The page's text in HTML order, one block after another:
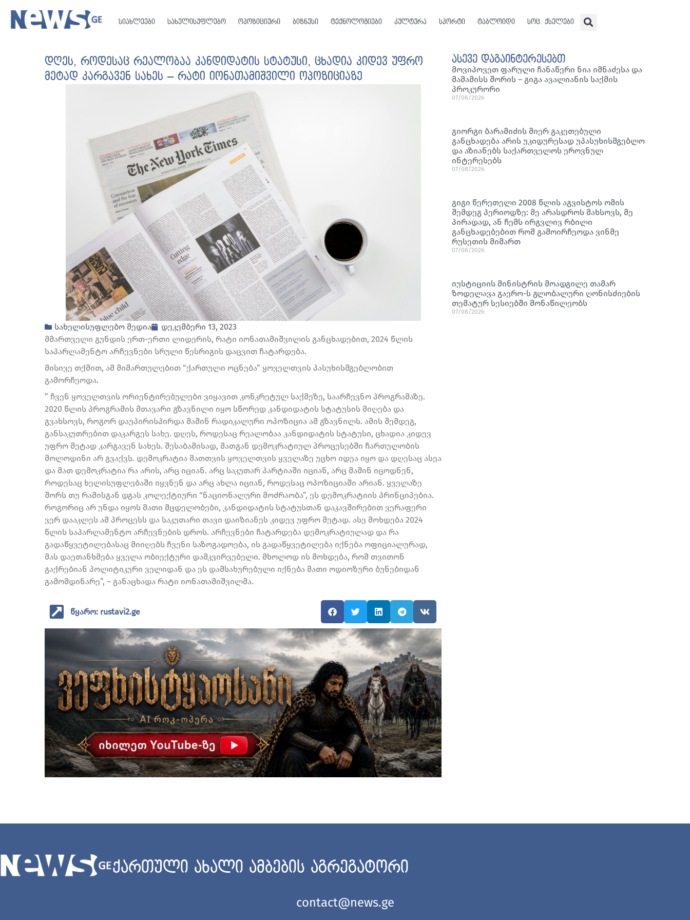
სიახლეები სახელისუფლებო ოპოზიციური ბიზნესი ტექნოლოგიები კულტურა სპორტი ტაბლოიდი სოც. ქსელები
დღეს, როდესაც რეალობაა კანდიდატის სტატუსი, ცხადია კიდევ უფრო
მეტად კარგავენ სახეს – რატი იონათამიშვილი ოპოზიციაზე
სახელისუფლებო მედია
დეკემბერი 13, 2023
მმართველი გუნდის ერთ-ერთი ლიდერის, რატი იონათამიშვილის განცხადებით, 2024 წლის
საპარლამენტო არჩევნები სრული წესრიგის დაცვით ჩატარდება.
მისივე თქმით, ამ მიმართულებით “ქართული ოცნება” ყოველთვის პასუხისმგებლობით
გამორჩეოდა.
” ჩვენ ყოველთვის ორიენტირებულები ვიყავით კონკრეტულ საქმეზე, საარჩევნო პროგრამაზე.
2020 წლის პროგრამის მთავარი გზავნილი იყო სწორედ კანდიდატის სტატუსის მიღება და
გვახსოვს, როგორ დაუპირისპირდა მაშინ რადიკალური ოპოზიცია ამ გზავნილს. ამის შემდეგ,
განსაკუთრებით დაკარგეს სახე. დღეს, როდესაც რეალობაა კანდიდატის სტატუსი, ცხადია კიდევ
უფრო მეტად კარგავენ სახეს. შესაბამისად, მათგან დემოკრატიულ პროცესებში ჩართულობის
მოლოდინი არ გვაქვს. დემოკრატია მათთვის ყოველთვის ყველაზე უცხო იდეა იყო და დღესაც ასეა
და მათ დემოკრატია რა არის, არც იციან. არც საკუთარ პარტიაში იციან, არც მაშინ იცოდნენ,
როდესაც ხელისუფლებაში იყვნენ და არც ახლა იციან, როდესაც ოპოზიციაში არიან. ყველაზე
შორს თუ რამისგან დგას კოლექტიური “ნაციონალური მოძრაობა”, ეს დემოკრატიის პრინციპებია.
როგორიც არ უნდა იყოს მათი მცდელობები, კანდიდატის სტატუსთან დაკავშირებით ვერაფერი
ვერ დააკლეს ამ პროცესს და საკუთარი თავი დაიზიანეს კიდევ უფრო მეტად. ასე მოხდება 2024
წლის საპარლამენტო არჩევნების დროს. არჩევნები ჩატარდება დემოკრატიულად და რა
გადაწყვეტილებასაც მიიღებს ჩვენი საზოგადოება, ის გადაწყვეტილება იქნება ოფიციალურად,
მას დაეთანხმება ყველა ობიექტური დამკვირვებელი. მხოლოდ ის მოხდება, რომ თვითონ
გაქრებიან პოლიტიკური ველიდან და ეს დამსახურებული იქნება მათი ოდიოზური ბუნებიდან
გამომდინარე”, – განაცხადა რატი იონათამიშვილმა.
წყარო: rustavi2.ge
ასევე დაგაინტერესებთ
მოვიპოვეთ ფარული ჩანაწერი ნია იმნაძესა და
მამამისს შორის – გიგა ავალიანის საქმის
პროკურორი
07/08/2026
გიორგი ბარამიძის მიერ გაკეთებული
განცხადება არის უკიდურესად უპასუხისმგებლო
და აზიანებს საქართველოს ეროვნულ
ინტერესებს
07/08/2026
გიგი წერეთელი 2008 წლის აგვისტოს ომის
შემდეგ პერიოდზე: მე არასდროს მახსოვს, მე
პირადად, ან ჩემს ირგვლივ რბილი
განცხადებებით რომ გამოირჩეოდა ვინმე
რუსეთის მიმართ
07/08/2026
იუსტიციის მინისტრის მოადგილე თამარ
ზოდელავა გაერო-ს გლობალური ღონისძიების
თემატურ სესიებში მონაწილეობს
07/08/2026
ქართული ახალი ამბების აგრეგატორი
contact@news.ge